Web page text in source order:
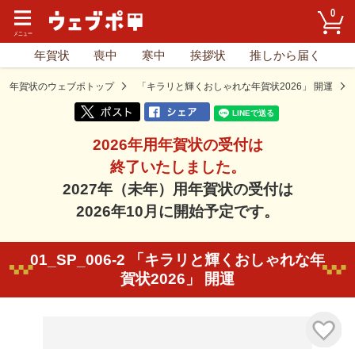
0
年賀状 喪中 寒中 挨拶状 推しから届く
年賀状のウェブポトップ 「キラリと輝くおしゃれな年賀状2026」 開運
2026年用年賀状の受付は
終了いたしました。
2027年（未年）用年賀状の受付は
2026年10月に開始予定です。
01_SP_006-2 「キラリと輝くおしゃれな年
賀状2026」 開運